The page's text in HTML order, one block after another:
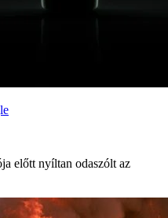
előtt nyíltan odaszólt az